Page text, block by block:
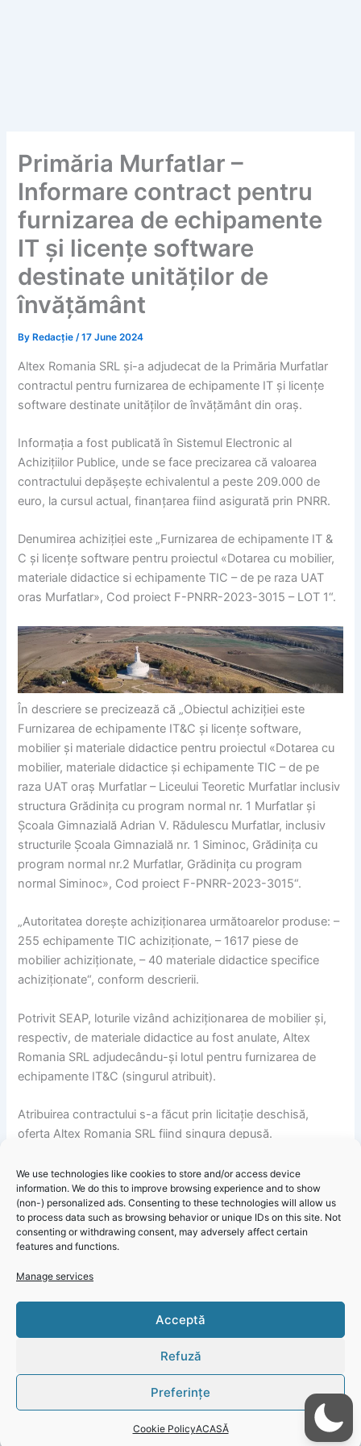
We use technologies like cookies to store and/or access device
information. We do this to improve browsing experience and to show
(non-) personalized ads. Consenting to these technologies will allow us
to process data such as browsing behavior or unique IDs on this site. Not
consenting or withdrawing consent, may adversely affect certain
features and functions.
Manage services
Acceptă
Refuză
Preferințe
Cookie PolicyACASĂ
Primăria Murfatlar –
Informare contract pentru
furnizarea de echipamente
IT și licențe software
destinate unităților de
învățământ
By Redacție/17 June 2024
Altex Romania SRL și-a adjudecat de la Primăria Murfatlar
contractul pentru furnizarea de echipamente IT și licențe
software destinate unităților de învățământ din oraș.
Informația a fost publicată în Sistemul Electronic al
Achizițiilor Publice, unde se face precizarea că valoarea
contractului depășește echivalentul a peste 209.000 de
euro, la cursul actual, finanțarea fiind asigurată prin PNRR.
Denumirea achiziției este „Furnizarea de echipamente IT &
C și licențe software pentru proiectul «Dotarea cu mobilier,
materiale didactice si echipamente TIC – de pe raza UAT
oras Murfatlar», Cod proiect F-PNRR-2023-3015 – LOT 1“.
În descriere se precizează că „Obiectul achiziției este
Furnizarea de echipamente IT&C și licențe software,
mobilier și materiale didactice pentru proiectul «Dotarea cu
mobilier, materiale didactice și echipamente TIC – de pe
raza UAT oraș Murfatlar – Liceului Teoretic Murfatlar inclusiv
structura Grădinița cu program normal nr. 1 Murfatlar și
Școala Gimnazială Adrian V. Rădulescu Murfatlar, inclusiv
structurile Școala Gimnazială nr. 1 Siminoc, Grădinița cu
program normal nr.2 Murfatlar, Grădinița cu program
normal Siminoc», Cod proiect F-PNRR-2023-3015“.
„Autoritatea dorește achiziționarea următoarelor produse: –
255 echipamente TIC achiziționate, – 1617 piese de
mobilier achiziționate, – 40 materiale didactice specifice
achiziționate“, conform descrierii.
Potrivit SEAP, loturile vizând achiziționarea de mobilier și,
respectiv, de materiale didactice au fost anulate, Altex
Romania SRL adjudecându-și lotul pentru furnizarea de
echipamente IT&C (singurul atribuit).
Atribuirea contractului s-a făcut prin licitație deschisă,
oferta Altex Romania SRL fiind singura depusă.
Contractul a fost adjudecat la o valoare de 1.043.080 de lei
fără TVA, adică aproape 210.000 de euro, inițial achiziția
fiind estimată la 1.075.645,71 de lei fără TVA.
Primăria Murfatlar – Informare contract pentru furnizarea de
echipamente IT și licențe software destinate unităților de